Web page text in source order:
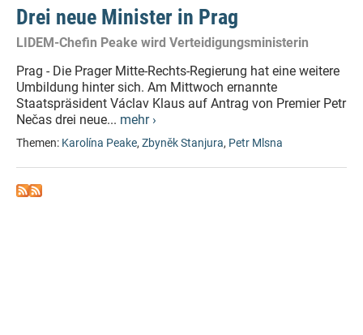
Drei neue Minister in Prag
LIDEM-Chefin Peake wird Verteidigungsministerin
Prag - Die Prager Mitte-Rechts-Regierung hat eine weitere
Umbildung hinter sich. Am Mittwoch ernannte
Staatspräsident Václav Klaus auf Antrag von Premier Petr
Nečas drei neue... mehr ›
Themen: Karolína Peake, Zbyněk Stanjura, Petr Mlsna